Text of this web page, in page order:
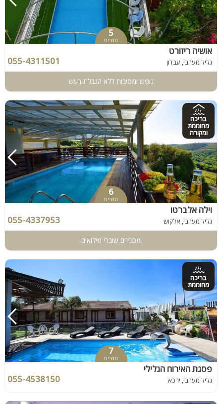
5
חדרים
אושיה ריזורט
גליל מערבי, עבדון 055-4311501
נופש ומסיבות ללא הגבלת רעש
בריכה
מחוממת
ומקורה
6
חדרים
וילה אלברטו
גליל מערבי, אלקוש 055-4337953
מכבדים שוברי מילואים
בריכה
מחוממת
7
חדרים
פסגת האירוח הגלילי
גליל מערבי, ירכא 055-4538150